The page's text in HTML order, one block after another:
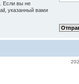
Если вы не
указанный вами